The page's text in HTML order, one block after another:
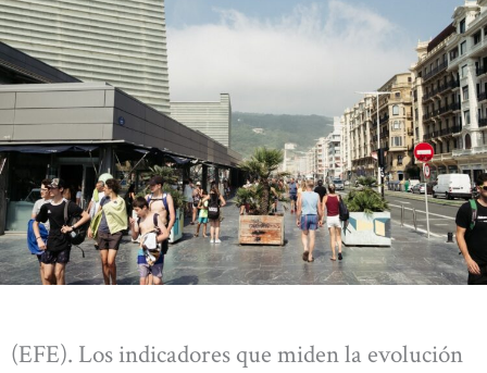
(EFE). Los indicadores que miden la evolución